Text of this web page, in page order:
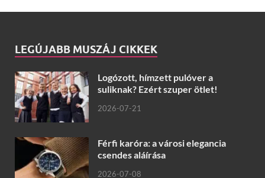
LEGÚJABB MUSZÁJ CIKKEK
Logózott, hímzett pulóver a
suliknak? Ezért szuper ötlet!
2026-07-21
Férfi karóra: a városi elegancia
csendes aláírása
2026-07-08